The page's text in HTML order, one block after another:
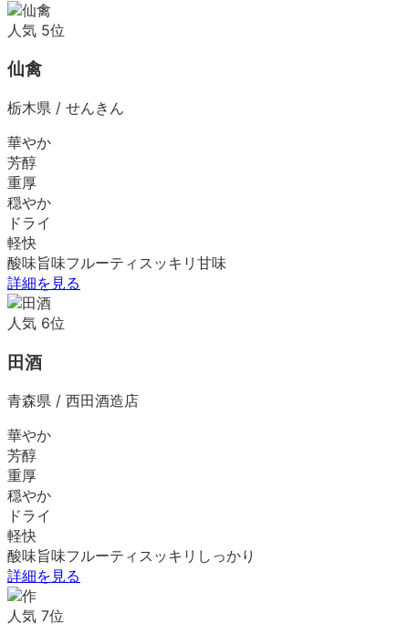
人気 5位
仙禽
栃木県 / せんきん
華やか
芳醇
重厚
穏やか
ドライ
軽快
酸味旨味フルーティ スッキリ 甘味
詳細を見る
人気 6位
田酒
青森県 / 西田酒造店
華やか
芳醇
重厚
穏やか
ドライ
軽快
酸味旨味フルーティ スッキリ しっかり
詳細を見る
人気 7位